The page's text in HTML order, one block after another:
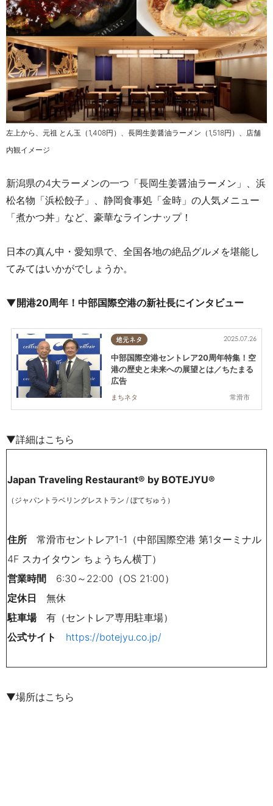
左上から、元祖 とん玉（1,408円）、長岡生姜醤油ラーメン （1,518円）、店舗
内観イメージ
新潟県の4大ラーメンの一つ「長岡生姜醤油ラーメン」、浜
松名物「浜松餃子」、静岡食事処「金時」の人気メニュー
「煮かつ丼」など、豪華なラインナップ！
日本の真ん中・愛知県で、全国各地の絶品グルメを堪能し
てみてはいかがでしょうか。
▼開港20周年！ 中部国際空港の新社長にインタビュー
地元ネタ
常滑市
2025.07.26
中部国際空港セントレア20周年特集！空
港の歴史と未来への展望とは／ちたまる
広告
まちネタ
▼詳細はこちら
Japan Traveling Restaurant® by BOTEJYU®
（ジャパントラベリングレストラン / ぼてぢゅう）
住所 常滑市セントレア1-1（中部国際空港 第1ターミナル
4F スカイタウン ちょうちん横丁）
営業時間 6:30～22:00（OS 21:00）
定休日 無休
駐車場有（セントレア専用駐車場）
公式サイト
https://botejyu.co.jp/
▼場所はこちら